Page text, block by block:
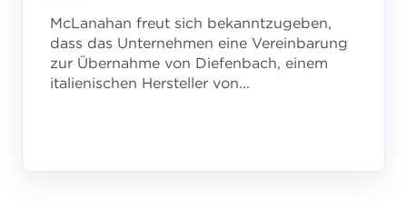
McLanahan freut sich bekanntzugeben,
dass das Unternehmen eine Vereinbarung
zur Übernahme von Diefenbach, einem
italienischen Hersteller von...